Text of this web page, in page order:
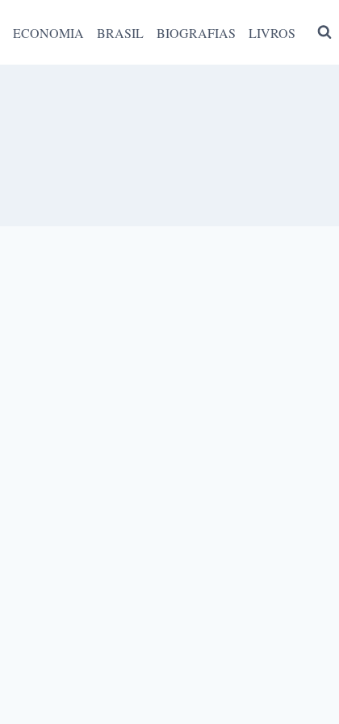
ECONOMIA BRASIL BIOGRAFIAS LIVROS